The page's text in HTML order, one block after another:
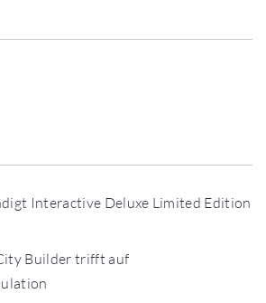
Interactive Deluxe Limited Edition
Builder trifft auf